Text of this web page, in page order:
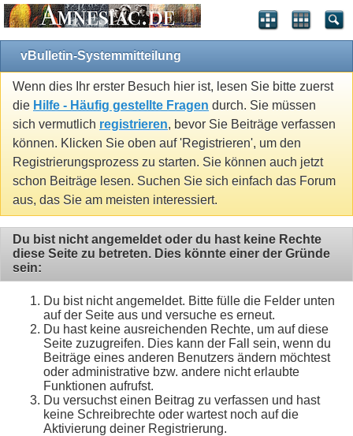
vBulletin-Systemmitteilung
Wenn dies Ihr erster Besuch hier ist, lesen Sie bitte zuerst
die Hilfe - Häufig gestellte Fragen durch. Sie müssen
sich vermutlich registrieren, bevor Sie Beiträge verfassen
können. Klicken Sie oben auf 'Registrieren', um den
Registrierungsprozess zu starten. Sie können auch jetzt
schon Beiträge lesen. Suchen Sie sich einfach das Forum
aus, das Sie am meisten interessiert.
Du bist nicht angemeldet oder du hast keine Rechte
diese Seite zu betreten. Dies könnte einer der Gründe
sein:
Du bist nicht angemeldet. Bitte fülle die Felder unten
auf der Seite aus und versuche es erneut.
Du hast keine ausreichenden Rechte, um auf diese
Seite zuzugreifen. Dies kann der Fall sein, wenn du
Beiträge eines anderen Benutzers ändern möchtest
oder administrative bzw. andere nicht erlaubte
Funktionen aufrufst.
Du versuchst einen Beitrag zu verfassen und hast
keine Schreibrechte oder wartest noch auf die
Aktivierung deiner Registrierung.